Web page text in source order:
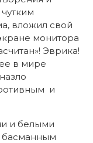
вложил свой
монитора
Эврика!
в мире
и
и белыми
басманным